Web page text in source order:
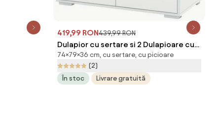
419,99 RON439,99 RON
Dulapior cu sertare si 2 Dulapioare cu
polite reglabile, Deschidere prin
Presiune 79x36x74cm HOMCOM |
Aosom Romania
74×79×36 cm, cu sertare, cu picioare
(2)
În stoc
Livrare gratuită